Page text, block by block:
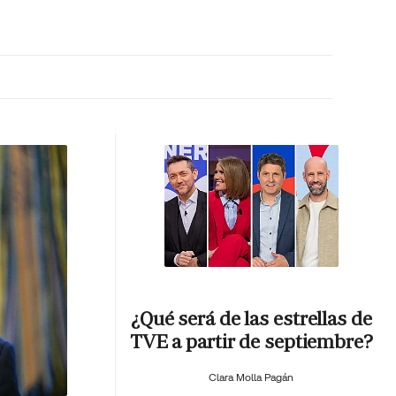
¿Qué será de las estrellas de
TVE a partir de septiembre?
Clara Molla Pagán